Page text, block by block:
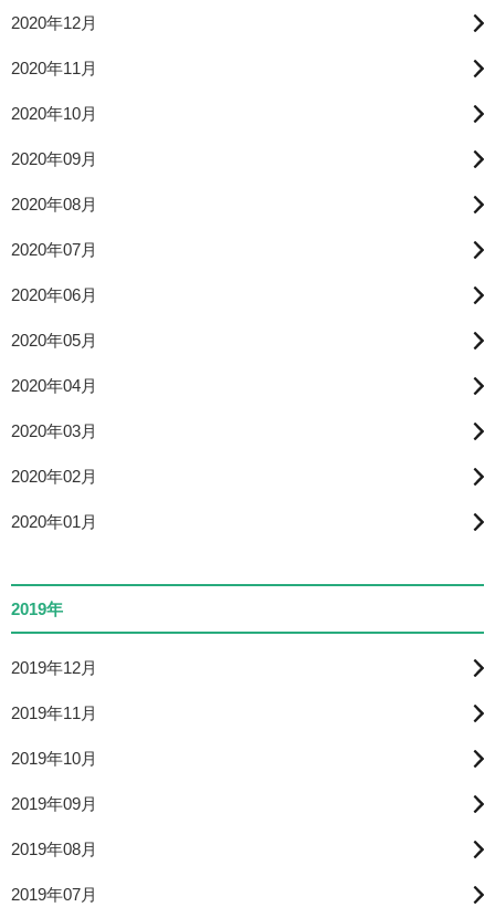
2020年12月
2020年11月
2020年10月
2020年09月
2020年08月
2020年07月
2020年06月
2020年05月
2020年04月
2020年03月
2020年02月
2020年01月
2019年
2019年12月
2019年11月
2019年10月
2019年09月
2019年08月
2019年07月